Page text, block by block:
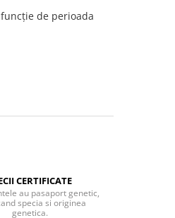
de perioada
CERTIFICATE
au pasaport genetic,
specia si originea
genetica.